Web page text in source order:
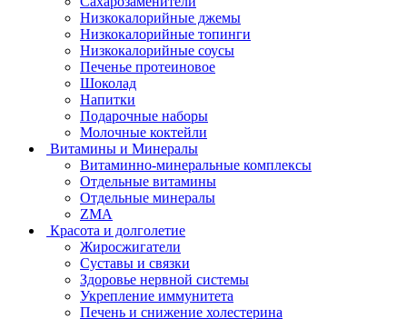
Низкокалорийные джемы
Низкокалорийные топинги
Низкокалорийные соусы
Печенье протеиновое
Шоколад
Напитки
Подарочные наборы
Молочные коктейли
Витамины и Минералы
Витаминно-минеральные комплексы
Отдельные витамины
Отдельные минералы
ZMA
Красота и долголетие
Жиросжигатели
Суставы и связки
Здоровье нервной системы
Укрепление иммунитета
Печень и снижение холестерина